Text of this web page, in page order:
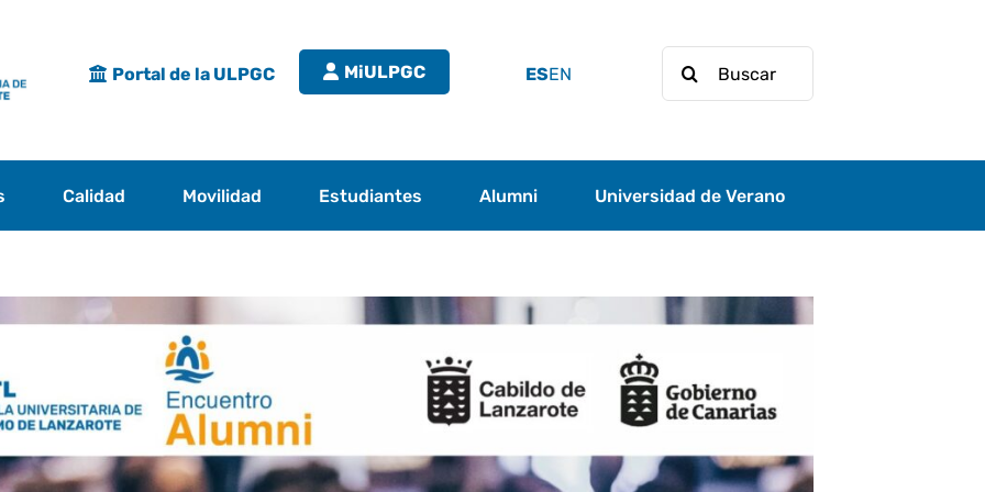
Portal de la ULPGC MiULPGC EN
ES
Calidad Movilidad Estudiantes Alumni Universidad de Verano